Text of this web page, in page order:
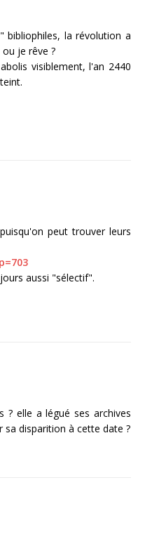
bibliophiles, la révolution a
je rêve ?
visiblement, l'an 2440
peut trouver leurs
aussi "sélectif".
? elle a légué ses archives
sa disparition à cette date ?